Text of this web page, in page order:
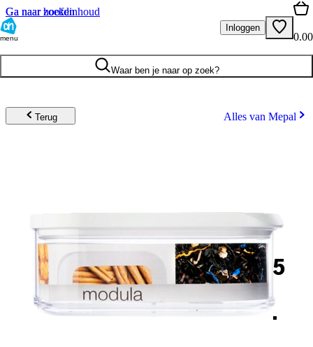
Ga naar hoofdinhoud
Ga naar zoeken
menu
Inloggen
0.00
Waar ben je naar op zoek?
Terug Alles van Mepal
5
.